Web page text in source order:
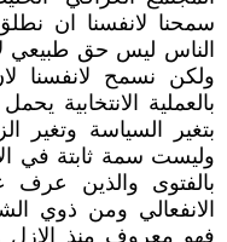
سمحنا لانفسنا ان
الناس ليس حق
ولكن نسمح لانفسنا
بالعملية الانتخابية
بتغير السياسة وتغير
وليست سمة ثابتة في
بالفتوى والذين عرف
الانفعالي ومن ذوي
فهو معروف منذ الازل